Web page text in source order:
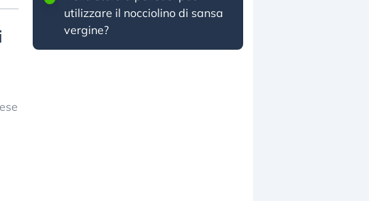
utilizzare il nocciolino di sansa
vergine?